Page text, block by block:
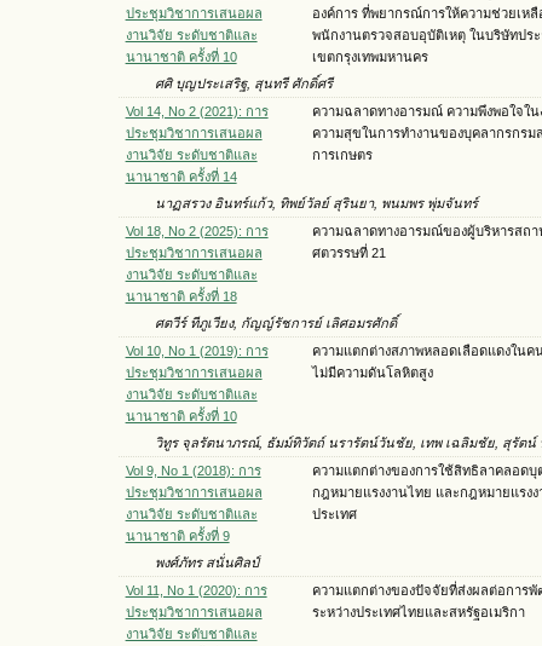
ประชุมวิชาการเสนอผล
งานวิจัย ระดับชาติและ
นานาชาติ ครั้งที่ 10
องค์การ ที่พยากรณ์การให้ความช่วยเห
พนักงานตรวจสอบอุบัติเหตุ ในบริษัทปร
เขตกรุงเทพมหานคร
ศศิ บุญประเสริฐ, สุนทรี ศักดิ์ศรี
Vol 14, No 2 (2021): การ
ประชุมวิชาการเสนอผล
งานวิจัย ระดับชาติและ
นานาชาติ ครั้งที่ 14
ความฉลาดทางอารมณ์ ความพึงพอใจใน
ความสุขในการทำงานของบุคลากรกรม
การเกษตร
นาฏสรวง อินทร์แก้ว, ทิพย์วัลย์ สุรินยา, พนมพร พุ่มจันทร์
Vol 18, No 2 (2025): การ
ประชุมวิชาการเสนอผล
งานวิจัย ระดับชาติและ
นานาชาติ ครั้งที่ 18
ความฉลาดทางอารมณ์ของผู้บริหารสถ
ศตวรรษที่ 21
ศตวีร์ ทีภูเวียง, กัญญ์รัชการย์ เลิศอมรศักดิ์
Vol 10, No 1 (2019): การ
ประชุมวิชาการเสนอผล
งานวิจัย ระดับชาติและ
นานาชาติ ครั้งที่ 10
ความแตกต่างสภาพหลอดเลือดแดงในค
ไม่มีความดันโลหิตสูง
วิทูร จุลรัตนาภรณ์, ธัมม์ทิวัตถ์ นรารัตน์วันชัย, เทพ เฉลิมชัย, สุรัตน์
Vol 9, No 1 (2018): การ
ประชุมวิชาการเสนอผล
งานวิจัย ระดับชาติและ
นานาชาติ ครั้งที่ 9
ความแตกต่างของการใช้สิทธิลาคลอดบุ
กฎหมายแรงงานไทย และกฎหมายแรงง
ประเทศ
พงศ์ภัทร สนั่นศิลป์
Vol 11, No 1 (2020): การ
ประชุมวิชาการเสนอผล
งานวิจัย ระดับชาติและ
ความแตกต่างของปัจจัยที่ส่งผลต่อการ
ระหว่างประเทศไทยและสหรัฐอเมริกา